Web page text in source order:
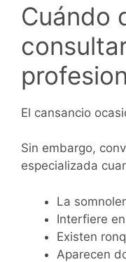
Cuándo
El cansancio
Sin embargo,
especializada
La
Interfiere
Existen
Aparecen